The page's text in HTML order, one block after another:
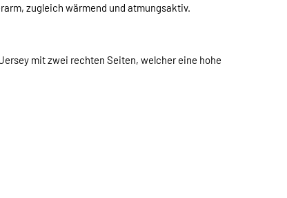
zugleich wärmend und atmungsaktiv.
mit zwei rechten Seiten, welcher eine hohe